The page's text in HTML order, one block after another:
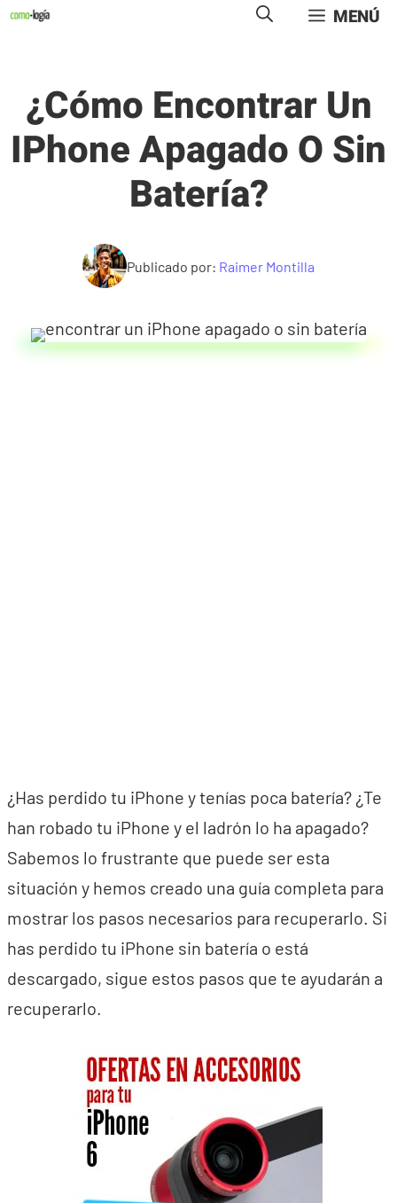
Saltar
MENÚ
¿Cómo Encontrar Un
IPhone Apagado O Sin
Batería?
Publicado por: Raimer Montilla
¿Has perdido tu iPhone y tenías poca batería? ¿Te
han robado tu iPhone y el ladrón lo ha apagado?
Sabemos lo frustrante que puede ser esta
situación y hemos creado una guía completa para
mostrar los pasos necesarios para recuperarlo. Si
has perdido tu iPhone sin batería o está
descargado, sigue estos pasos que te ayudarán a
recuperarlo.